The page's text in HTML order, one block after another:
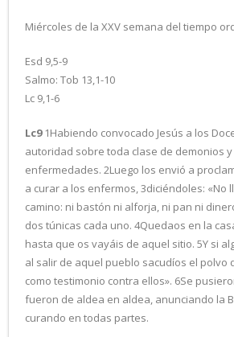
Miércoles de la XXV semana del tiempo
Esd 9,5-9
Salmo: Tob 13,1-10
Lc 9,1-6
Lc91Habiendo convocado Jesús a los
autoridad sobre toda clase de demonios
enfermedades. 2Luego los envió a
a curar a los enfermos, 3diciéndoles: «No
camino: ni bastón ni alforja, ni pan ni
dos túnicas cada uno. 4Quedaos en la
hasta que os vayáis de aquel sitio. 5Y si
al salir de aquel pueblo sacudíos el polvo
como testimonio contra ellos». 6Se
fueron de aldea en aldea, anunciando la
curando en todas partes.